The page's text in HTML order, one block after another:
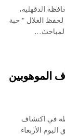
الدقهلية،
الغلال " حبة
المباحث…
و الإبداع 4″ لاكتشاف الموهوبين
في اكتشاف
الأربعاء